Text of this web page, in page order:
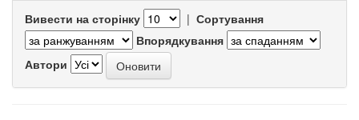
Вивести на сторінку | Сортування
Впорядкування
Автори